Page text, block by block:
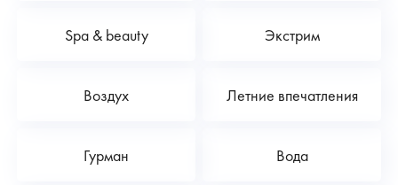
Spa & beauty Экстрим
Воздух Летние впечатления
Гурман Вода